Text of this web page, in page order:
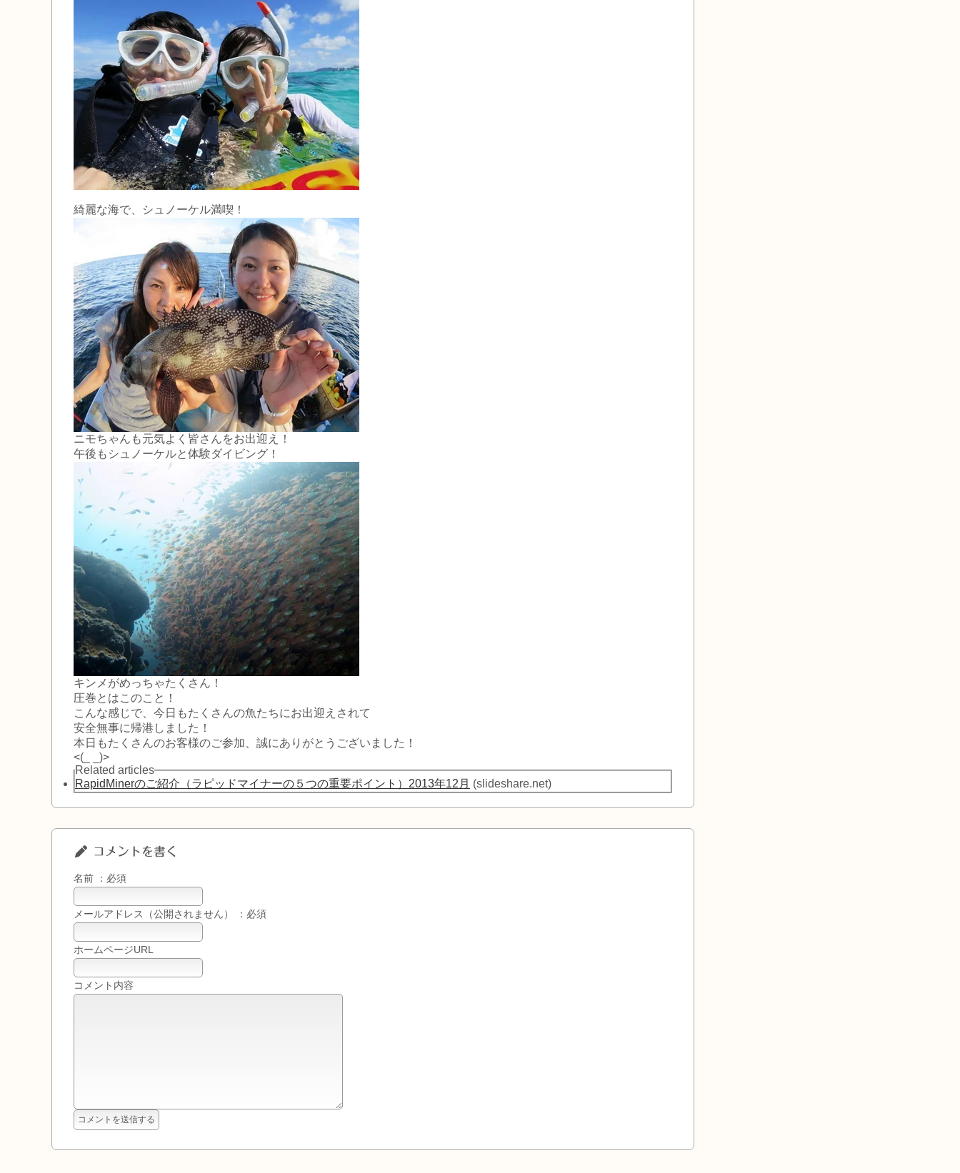
綺麗な海で、シュノーケル満喫！
ニモちゃんも元気よく皆さんをお出迎え！
午後もシュノーケルと体験ダイビング！
キンメがめっちゃたくさん！
圧巻とはこのこと！
こんな感じで、今日もたくさんの魚たちにお出迎えされて
安全無事に帰港しました！
本日もたくさんのお客様のご参加、誠にありがとうございました！
<(_ _)>
Related articles
RapidMinerのご紹介（ラピッドマイナーの５つの重要ポイント）2013年12月 (slideshare.net)
コメントを書く
名前 ：必須
メールアドレス（公開されません） ：必須
ホームページURL
コメント内容